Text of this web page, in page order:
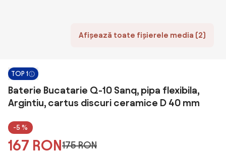
Afișează toate fișierele media (2)
TOP 1
Baterie Bucatarie Q-10 Sanq, pipa flexibila,
Argintiu, cartus discuri ceramice D 40 mm
-5 %
167 RON175 RON